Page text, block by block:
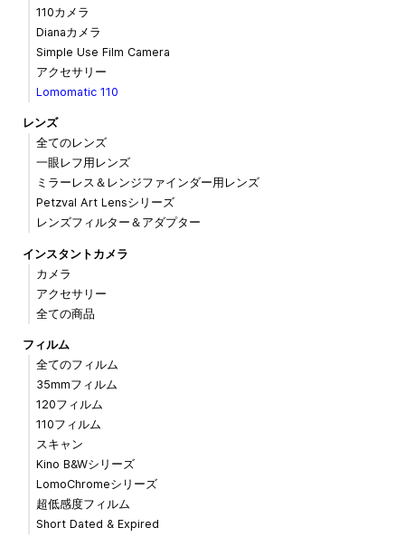
110カメラ
Dianaカメラ
Simple Use Film Camera
アクセサリー
Lomomatic 110
レンズ
全てのレンズ
一眼レフ用レンズ
ミラーレス＆レンジファインダー用レンズ
Petzval Art Lensシリーズ
レンズフィルター＆アダプター
インスタントカメラ
カメラ
アクセサリー
全ての商品
フィルム
全てのフィルム
35mmフィルム
120フィルム
110フィルム
スキャン
Kino B&Wシリーズ
LomoChromeシリーズ
超低感度フィルム
Short Dated & Expired